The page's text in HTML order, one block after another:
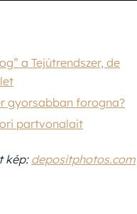
a Tejútrendszer, de
gyorsabban forogna?
partvonalait
kép: depositphotos.com